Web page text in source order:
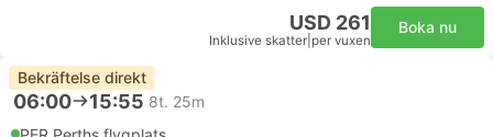
USD 261
Inklusive skatter per vuxen
Boka nu
Bekräftelse direkt
06:00 15:55 8t. 25m